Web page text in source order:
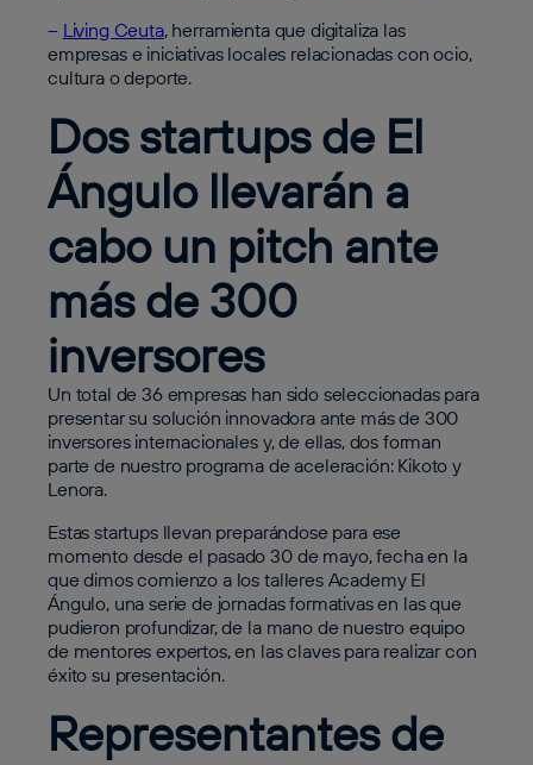
– Living Ceuta, herramienta que digitaliza las
empresas e iniciativas locales relacionadas con ocio,
cultura o deporte.
Dos startups de El
Ángulo llevarán a
cabo un pitch ante
más de 300
inversores
Un total de 36 empresas han sido seleccionadas para
presentar su solución innovadora ante más de 300
inversores internacionales y, de ellas, dos forman
parte de nuestro programa de aceleración: Kikoto y
Lenora.
Estas startups llevan preparándose para ese
momento desde el pasado 30 de mayo, fecha en la
que dimos comienzo a los talleres Academy El
Ángulo, una serie de jornadas formativas en las que
pudieron profundizar, de la mano de nuestro equipo
de mentores expertos, en las claves para realizar con
éxito su presentación.
Representantes de